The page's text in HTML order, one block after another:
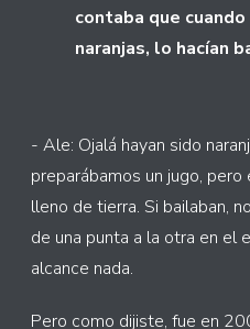
contaba que
naranjas, lo hacían
- Ale: Ojalá hayan sido
preparábamos un jugo,
lleno de tierra. Si bailaban,
de una punta a la otra en el
alcance nada.
Pero como dijiste, fue en